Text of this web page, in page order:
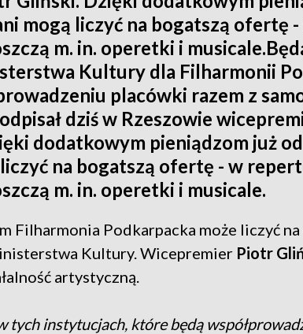
mogą liczyć na bogatszą ofertę
m. in. operetki i
Kultury dla Filharmonii
placówki razem z
dziś w Rzeszowie
dodatkowym pieniądzom już
na bogatszą ofertę - w
m. in. operetki i musicale.
Filharmonia Podkarpacka może liczyć
Kultury. Wicepremier Piotr
artystyczną.
tych instytucjach, które będą